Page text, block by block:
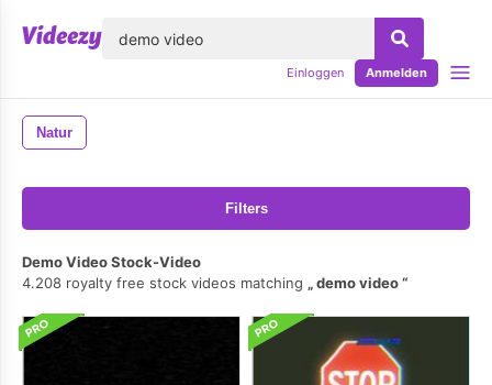
Einloggen Anmelden
Natur
Filters
Demo Video Stock-Video
4.208 royalty free stock videos matching
demo video